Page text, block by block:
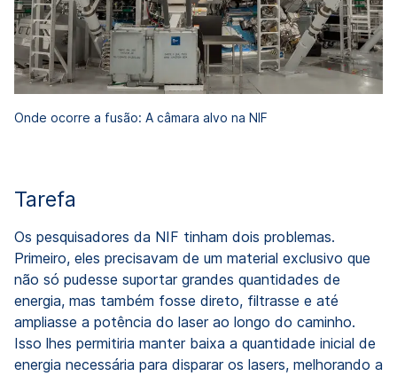
Onde ocorre a fusão: A câmara alvo na NIF
Tarefa
Os pesquisadores da NIF tinham dois problemas.
Primeiro, eles precisavam de um material exclusivo que
não só pudesse suportar grandes quantidades de
energia, mas também fosse direto, filtrasse e até
ampliasse a potência do laser ao longo do caminho.
Isso lhes permitiria manter baixa a quantidade inicial de
energia necessária para disparar os lasers, melhorando a